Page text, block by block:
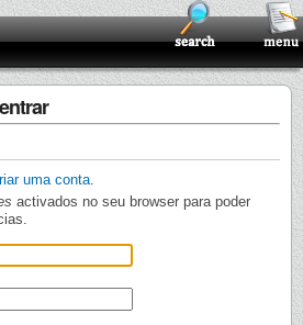
uma conta
activados no seu browser para poder